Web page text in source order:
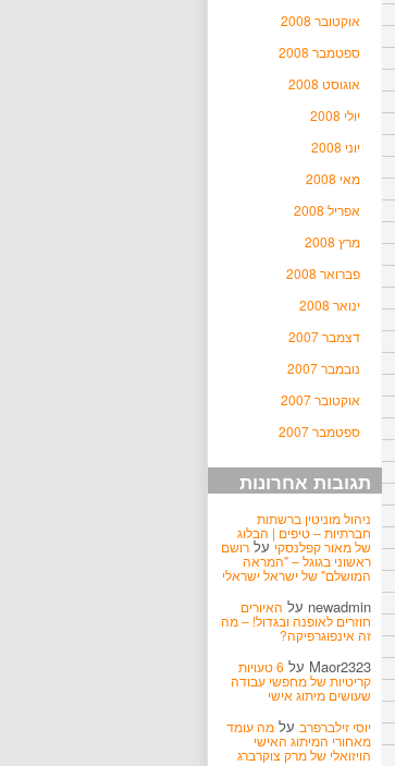
אוקטובר 2008
ספטמבר 2008
אוגוסט 2008
יולי 2008
יוני 2008
מאי 2008
אפריל 2008
מרץ 2008
פברואר 2008
ינואר 2008
דצמבר 2007
נובמבר 2007
אוקטובר 2007
ספטמבר 2007
תגובות אחרונות
ניהול מוניטין ברשתות
חברתיות – טיפים | הבלוג
של מאור קפלנסקיעל רושם
ראשוני בגוגל – "המראה
המושלם" של ישראל ישראלי
newadmin על האיורים
חוזרים לאופנה ובגדול! – מה
זה אינפוגרפיקה?
Maor2323 על 6 טעויות
קריטיות של מחפשי עבודה
שעושים מיתוג אישי
יוסי זילברפרב על מה עומד
מאחורי המיתוג האישי
הויזואלי של מרק צוקרברג